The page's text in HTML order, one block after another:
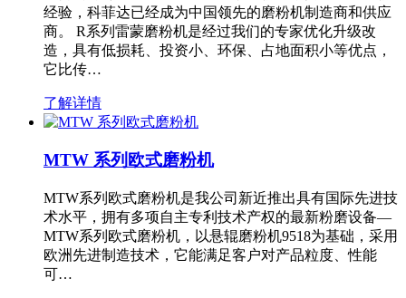
经验，科菲达已经成为中国领先的磨粉机制造商和供应
商。 R系列雷蒙磨粉机是经过我们的专家优化升级改
造，具有低损耗、投资小、环保、占地面积小等优点，
它比传…
了解详情
MTW 系列欧式磨粉机
MTW系列欧式磨粉机是我公司新近推出具有国际先进技
术水平，拥有多项自主专利技术产权的最新粉磨设备—
MTW系列欧式磨粉机，以悬辊磨粉机9518为基础，采用
欧洲先进制造技术，它能满足客户对产品粒度、性能
可…